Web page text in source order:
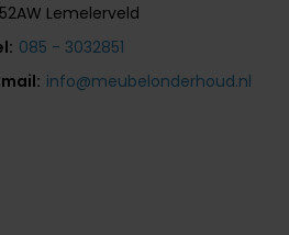
Lemelerveld
085 - 3032851
info@meubelonderhoud.nl